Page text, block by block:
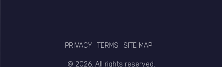
PRIVACY TERMS SITE MAP
© 2026. All rights reserved.